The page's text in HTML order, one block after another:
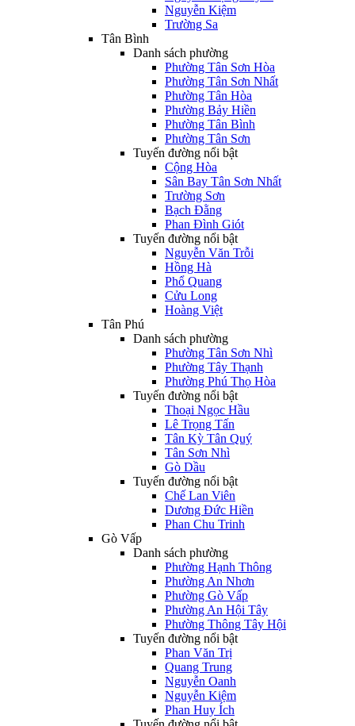
Nguyễn Kiệm
Trường Sa
Tân Bình
Danh sách phường
Phường Tân Sơn Hòa
Phường Tân Sơn Nhất
Phường Tân Hòa
Phường Bảy Hiền
Phường Tân Bình
Phường Tân Sơn
Tuyến đường nổi bật
Cộng Hòa
Sân Bay Tân Sơn Nhất
Trường Sơn
Bạch Đằng
Phan Đình Giót
Tuyến đường nổi bật
Nguyễn Văn Trỗi
Hồng Hà
Phổ Quang
Cửu Long
Hoàng Việt
Tân Phú
Danh sách phường
Phường Tân Sơn Nhì
Phường Tây Thạnh
Phường Phú Thọ Hòa
Tuyến đường nổi bật
Thoại Ngọc Hầu
Lê Trọng Tấn
Tân Kỳ Tân Quý
Tân Sơn Nhì
Gò Dầu
Tuyến đường nổi bật
Chế Lan Viên
Dương Đức Hiền
Phan Chu Trinh
Gò Vấp
Danh sách phường
Phường Hạnh Thông
Phường An Nhơn
Phường Gò Vấp
Phường An Hội Tây
Phường Thông Tây Hội
Tuyến đường nổi bật
Phan Văn Trị
Quang Trung
Nguyễn Oanh
Nguyễn Kiệm
Phan Huy Ích